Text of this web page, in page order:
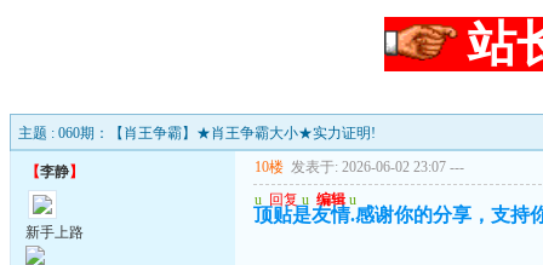
站
主题 : 060期：【肖王争霸】★肖王争霸大小★实力证明!
【李静】
新手上路
10楼 发表于: 2026-06-02 23:07 ---
u 回复 u 编辑 u
顶贴是友情.感谢你的分享，支持